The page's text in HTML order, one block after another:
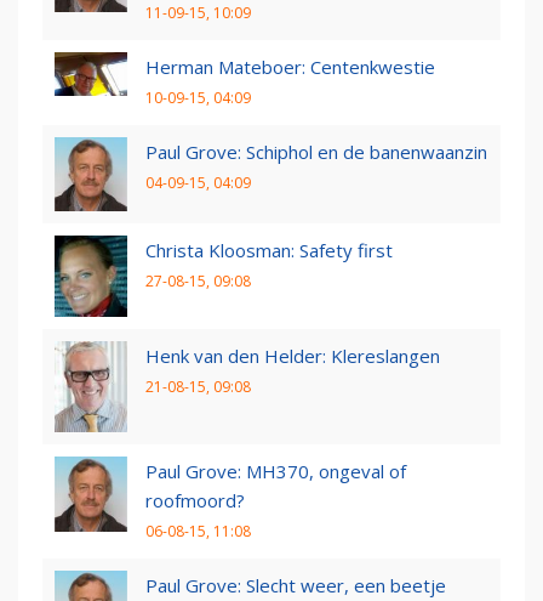
11-09-15, 10:09
Herman Mateboer: Centenkwestie
10-09-15, 04:09
Paul Grove: Schiphol en de banenwaanzin
04-09-15, 04:09
Christa Kloosman: Safety first
27-08-15, 09:08
Henk van den Helder: Klereslangen
21-08-15, 09:08
Paul Grove: MH370, ongeval of
roofmoord?
06-08-15, 11:08
Paul Grove: Slecht weer, een beetje